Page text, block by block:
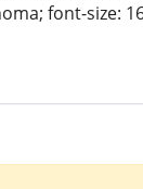
font-size: